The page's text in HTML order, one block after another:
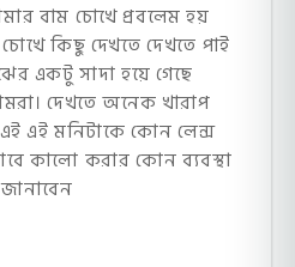
বাম চোখে প্রবলেম হয়
কিছু দেখতে দেখতে পাই
একটু সাদা হয়ে গেছে
দেখতে অনেক খারাপ
এই মনিটাকে কোন লেন্স
কালো করার কোন ব্যবস্থা